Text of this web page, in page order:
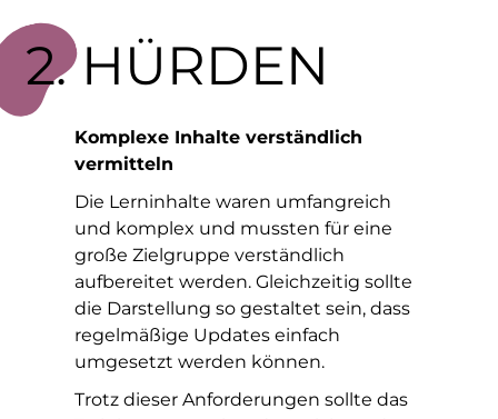
2. HÜRDEN
Komplexe Inhalte verständlich
vermitteln
Die Lerninhalte waren umfangreich
und komplex und mussten für eine
große Zielgruppe verständlich
aufbereitet werden. Gleichzeitig sollte
die Darstellung so gestaltet sein, dass
regelmäßige Updates einfach
umgesetzt werden können.
Trotz dieser Anforderungen sollte das